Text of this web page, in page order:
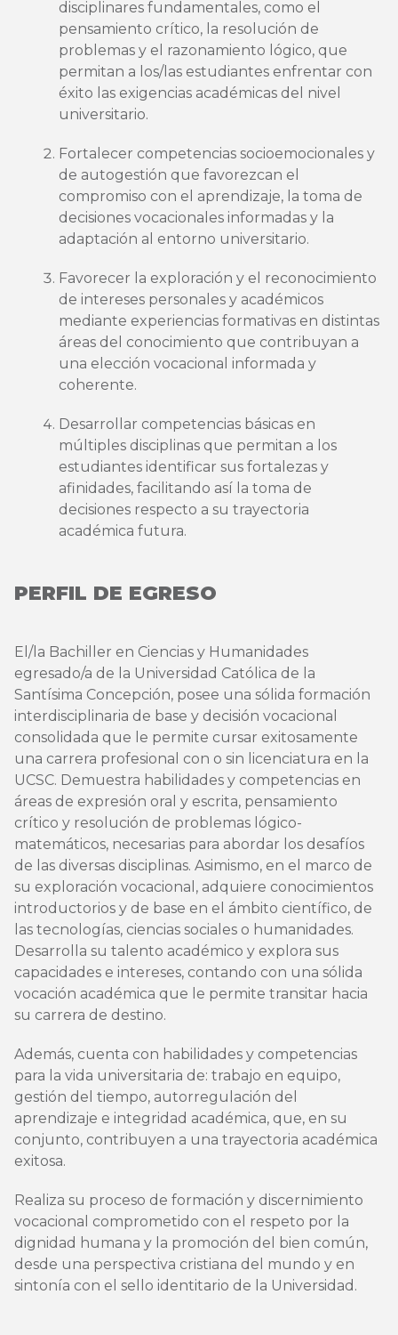
disciplinares fundamentales, como el
pensamiento crítico, la resolución de
problemas y el razonamiento lógico, que
permitan a los/las estudiantes enfrentar con
éxito las exigencias académicas del nivel
universitario.
Fortalecer competencias socioemocionales y
de autogestión que favorezcan el
compromiso con el aprendizaje, la toma de
decisiones vocacionales informadas y la
adaptación al entorno universitario.
Favorecer la exploración y el reconocimiento
de intereses personales y académicos
mediante experiencias formativas en distintas
áreas del conocimiento que contribuyan a
una elección vocacional informada y
coherente.
Desarrollar competencias básicas en
múltiples disciplinas que permitan a los
estudiantes identificar sus fortalezas y
afinidades, facilitando así la toma de
decisiones respecto a su trayectoria
académica futura.
PERFIL DE EGRESO
El/la Bachiller en Ciencias y Humanidades
egresado/a de la Universidad Católica de la
Santísima Concepción, posee una sólida formación
interdisciplinaria de base y decisión vocacional
consolidada que le permite cursar exitosamente
una carrera profesional con o sin licenciatura en la
UCSC. Demuestra habilidades y competencias en
áreas de expresión oral y escrita, pensamiento
crítico y resolución de problemas lógico-
matemáticos, necesarias para abordar los desafíos
de las diversas disciplinas. Asimismo, en el marco de
su exploración vocacional, adquiere conocimientos
introductorios y de base en el ámbito científico, de
las tecnologías, ciencias sociales o humanidades.
Desarrolla su talento académico y explora sus
capacidades e intereses, contando con una sólida
vocación académica que le permite transitar hacia
su carrera de destino.
Además, cuenta con habilidades y competencias
para la vida universitaria de: trabajo en equipo,
gestión del tiempo, autorregulación del
aprendizaje e integridad académica, que, en su
conjunto, contribuyen a una trayectoria académica
exitosa.
Realiza su proceso de formación y discernimiento
vocacional comprometido con el respeto por la
dignidad humana y la promoción del bien común,
desde una perspectiva cristiana del mundo y en
sintonía con el sello identitario de la Universidad.